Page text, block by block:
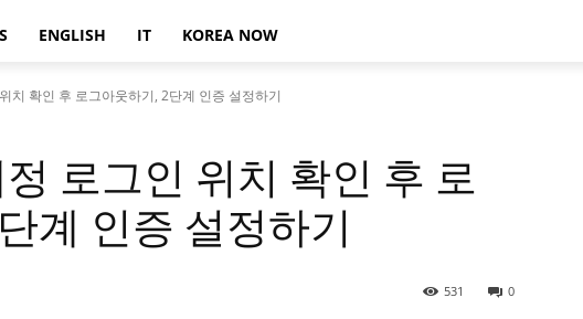
ENGLISH IT KOREA NOW
치 확인 후 로그아웃하기, 2단계 인증 설정하기
로그인 위치 확인 후 로
계 인증 설정하기
0
531